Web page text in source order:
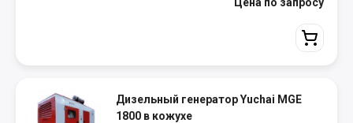
Дизельный генератор Yuchai MGE
1800 в кожухе